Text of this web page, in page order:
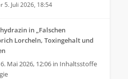
5. Juli 2026, 18:54
in „Falschen
Lorcheln, Toxingehalt und
6. Mai 2026, 12:06 in Inhaltsstoffe